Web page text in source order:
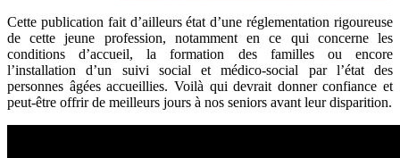
Cette publication fait d’ailleurs état d’une réglementation rigoureuse
de cette jeune profession, notamment en ce qui concerne les
conditions d’accueil, la formation des familles ou encore
l’installation d’un suivi social et médico-social par l’état des
personnes âgées accueillies. Voilà qui devrait donner confiance et
peut-être offrir de meilleurs jours à nos seniors avant leur disparition.